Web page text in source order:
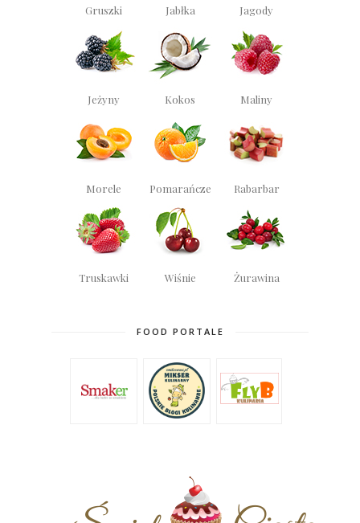
Gruszki Jabłka Jagody
Jeżyny Kokos Maliny
Morele Pomarańcze Rabarbar
Truskawki Wiśnie Żurawina
FOOD PORTALE